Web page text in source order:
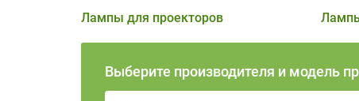
Лампы для проекторов
Выберите производителя и модель